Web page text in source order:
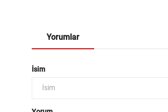
Yorumlar
İsim